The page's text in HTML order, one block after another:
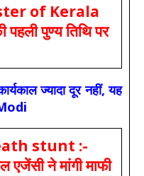
of Kerala
पुण्य तिथि पर
ज्यादा दूर नहीं, यह
stunt :-
एजेंसी ने मांगी माफी